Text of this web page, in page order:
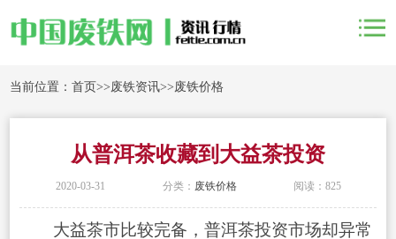
当前位置：首页>>废铁资讯>>废铁价格
从普洱茶收藏到大益茶投资
2020-03-31 分类： 废铁价格 阅读：825
大益茶市比较完备，普洱茶投资市场却异常